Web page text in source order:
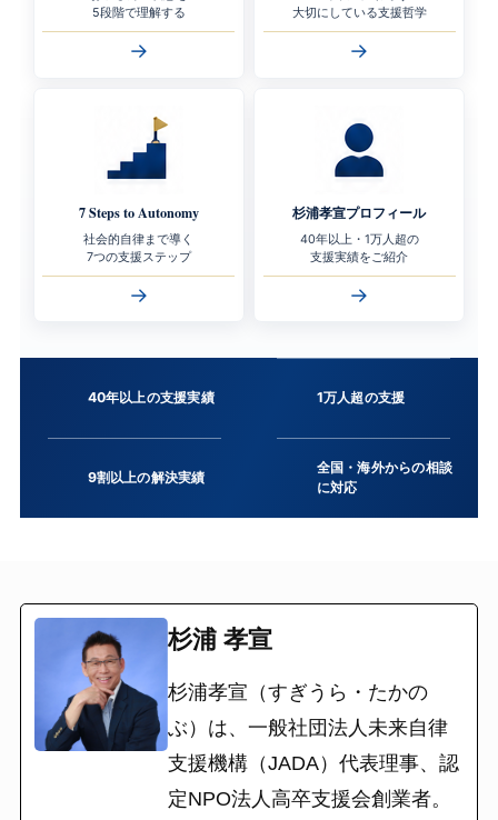
5段階で理解する
→
大切にしている支援哲学
→
7 Steps to Autonomy
社会的自律まで導く
7つの支援ステップ
→
杉浦孝宣プロフィール
40年以上・1万人超の
支援実績をご紹介
→
40年以上の支援実績 1万人超の支援
9割以上の解決実績
全国・海外からの相談
に対応
杉浦 孝宣
杉浦孝宣（すぎうら・たかの
ぶ）は、一般社団法人未来自律
支援機構（JADA）代表理事、認
定NPO法人高卒支援会創業者。